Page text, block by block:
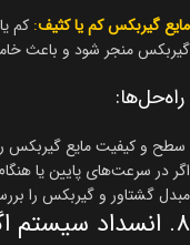
مایع گیربکس کم یا کثیف: کم
گیربکس منجر شود و باعث
راه‌حل‌ها:
سطح و کیفیت مایع گیربکس
اگر در سرعت‌های پایین یا
مبدل گشتاور و گیربکس را
۸. انسداد سیستم اگزوز